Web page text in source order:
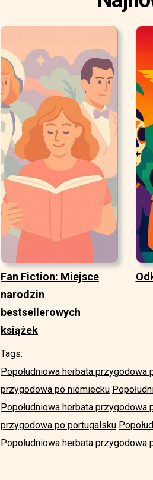
Fan Fiction: Miejsce
narodzin
bestsellerowych
książek
Tags:
Popołudniowa herbata przygodowa
przygodowa po niemiecku
Popołudniowa herbata przygodowa
przygodowa po portugalsku
Popołudniowa herbata przygodowa